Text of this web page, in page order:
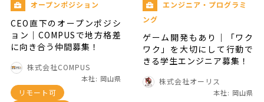
オープンポジション
CEO直下のオープンポジシ
ョン｜COMPUSで地方格差
に向き合う仲間募集！
株式会社COMPUS
本社: 岡山県
リモート可
エンジニア・プログラミ
ング
ゲーム開発もあり｜「ワク
ワク」を大切にして行動で
きる学生エンジニア募集！
株式会社オーリス
本社: 岡山県